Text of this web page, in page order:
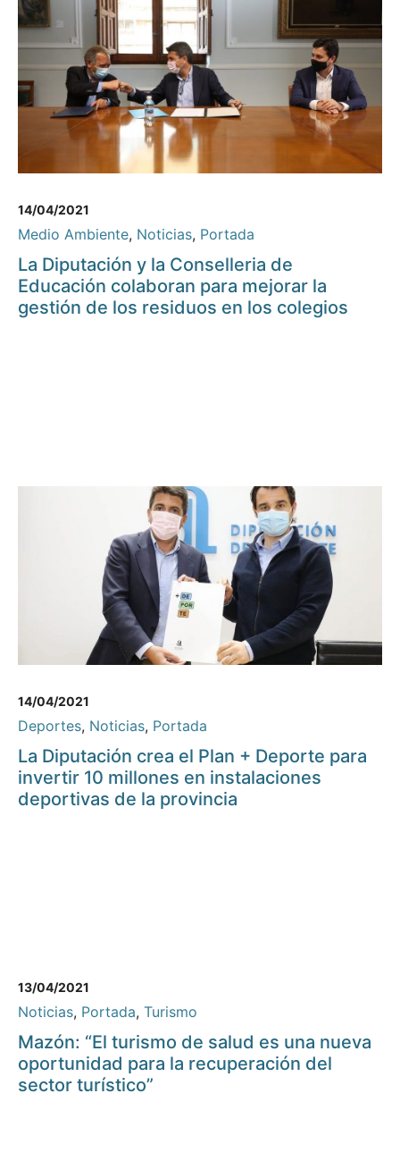
14/04/2021
Medio Ambiente, Noticias, Portada
La Diputación y la Conselleria de
Educación colaboran para mejorar la
gestión de los residuos en los colegios
14/04/2021
Deportes, Noticias, Portada
La Diputación crea el Plan + Deporte para
invertir 10 millones en instalaciones
deportivas de la provincia
13/04/2021
Noticias, Portada, Turismo
Mazón: “El turismo de salud es una nueva
oportunidad para la recuperación del
sector turístico”